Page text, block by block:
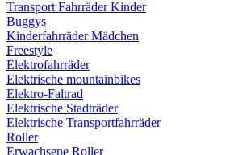
Transport Fahrräder Kinder
Buggys
Kinderfahrräder Mädchen
Freestyle
Elektrofahrräder
Elektrische mountainbikes
Elektro-Faltrad
Elektrische Stadträder
Elektrische Transportfahrräder
Roller
Erwachsene Roller